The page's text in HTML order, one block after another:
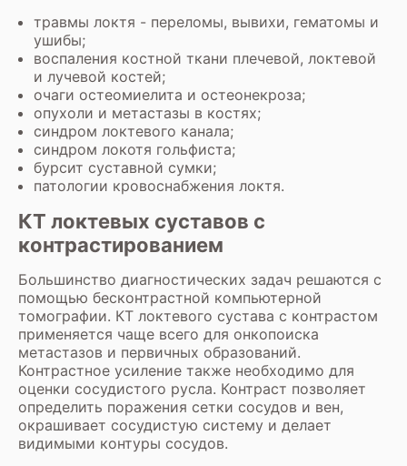
травмы локтя - переломы, вывихи, гематомы и
ушибы;
воспаления костной ткани плечевой, локтевой
и лучевой костей;
очаги остеомиелита и остеонекроза;
опухоли и метастазы в костях;
синдром локтевого канала;
синдром локотя гольфиста;
бурсит суставной сумки;
патологии кровоснабжения локтя.
КТ локтевых суставов с
контрастированием
Большинство диагностических задач решаются с
помощью бесконтрастной компьютерной
томографии. КТ локтевого сустава с контрастом
применяется чаще всего для онкопоиска
метастазов и первичных образований.
Контрастное усиление также необходимо для
оценки сосудистого русла. Контраст позволяет
определить поражения сетки сосудов и вен,
окрашивает сосудистую систему и делает
видимыми контуры сосудов.